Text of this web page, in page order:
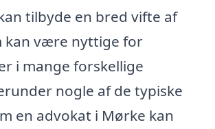
tilbyde en bred vifte af
kan være nyttige for
i mange forskellige
nogle af de typiske
en advokat i Mørke kan